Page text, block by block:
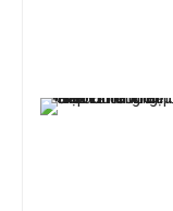
“NGHÊ”: Thông điệp về hành trình theo đuổi ước mơ